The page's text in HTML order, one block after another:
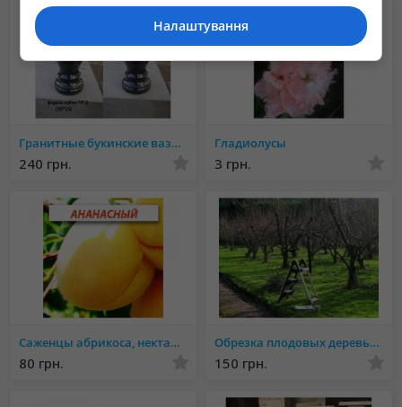
Гранитные букинские вазы от производителя оптом и в розницу
240 грн.
Гладиолусы
3 грн.
Саженцы абрикоса, нектарин
80 грн.
Обрезка плодовых деревьев
150 грн.
Налаштування